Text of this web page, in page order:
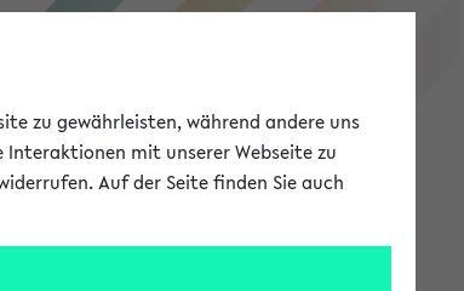
eKVV
zu gewährleisten, während andere uns
Interaktionen mit unserer Webseite zu
Auf der Seite finden Sie auch